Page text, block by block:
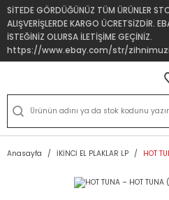
SİTEDE GÖRDÜĞÜNÜZ TÜM ÜRÜNLER
ALIŞVERİŞLERDE KARGO ÜCRETSİZDİR.
İSTEĞİNİZ OLURSA İLETİŞİME GEÇİNİZ.
https://www.ebay.com/str/
Anasayfa İKİNCİ EL PLAKLAR LP HOT